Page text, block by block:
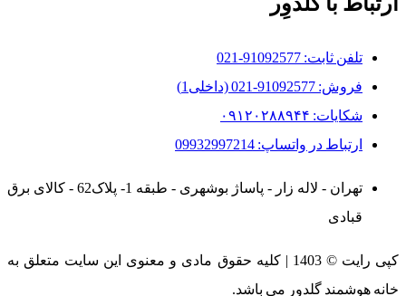
تلفن ثابت: 91092577-021
فروش: 91092577-021 (داخلی1)
شکایات: ۰۹۱۲۰۲۸۸۹۴۴
ارتباط در واتساپ: 09932997214
تهران - لاله زار - پاساژ بوشهری - طبقه 1- پلاک62 - کالای برق
قبادی
کپی رایت © 1403 | کلیه حقوق مادی و معنوی این سایت متعلق به
خانه هوشمند گلدوِر می باشد.